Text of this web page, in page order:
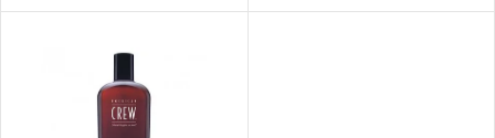
ideální na cesty, do posilovny i